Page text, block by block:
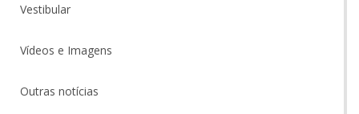
Vestibular
Vídeos e Imagens
Outras notícias